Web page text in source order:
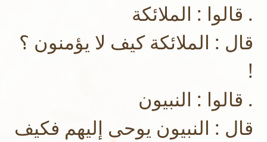
قالوا : الملائكة .
قال : الملائكة كيف لا يؤمنون ؟
!
قالوا : النبيون .
قال : النبيون يوحى إليهم فكيف